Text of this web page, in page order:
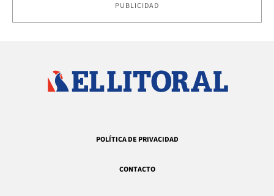
PUBLICIDAD
POLÍTICA DE PRIVACIDAD
CONTACTO